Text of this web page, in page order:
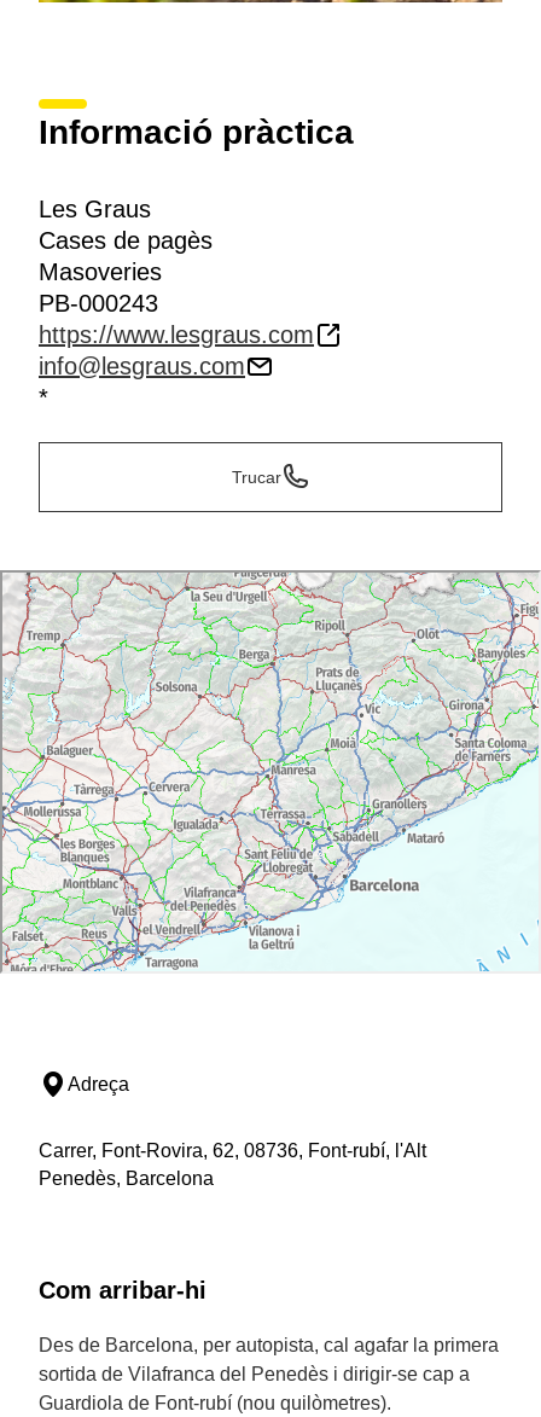
Informació pràctica
Les Graus
Cases de pagès
Masoveries
PB-000243
https://www.lesgraus.com
info@lesgraus.com
*
Trucar
Adreça
Carrer, Font-Rovira, 62, 08736, Font-rubí, l'Alt
Penedès, Barcelona
Com arribar-hi
Des de Barcelona, per autopista, cal agafar la primera
sortida de Vilafranca del Penedès i dirigir-se cap a
Guardiola de Font-rubí (nou quilòmetres).